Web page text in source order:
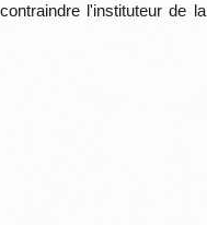
l'instituteur de la